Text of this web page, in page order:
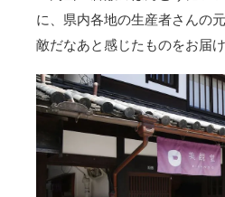
に、県内各地の生産者さんの
敵だなあと感じたものをお届